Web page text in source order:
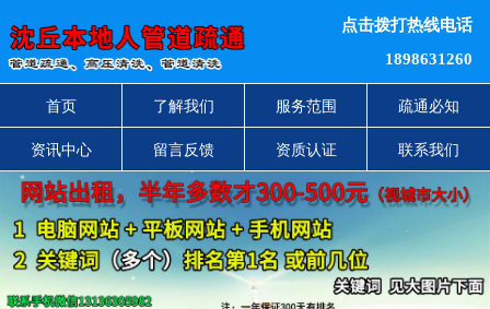
点击拨打热线电话
1898631260
首页 了解我们 服务范围 疏通必知
资讯中心 留言反馈 资质认证 联系我们